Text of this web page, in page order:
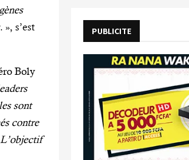
. », s’est
Boly
sont
contre
PUBLICITE